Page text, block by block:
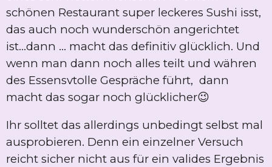
schönen Restaurant super leckeres Sushi isst,
das auch noch wunderschön angerichtet
ist...dann ... macht das definitiv glücklich. Und
wenn man dann noch alles teilt und währen
des Essensvtolle Gespräche führt, dann
macht das sogar noch glücklicher😉
Ihr solltet das allerdings unbedingt selbst mal
ausprobieren. Denn ein einzelner Versuch
reicht sicher nicht aus für ein valides Ergebnis